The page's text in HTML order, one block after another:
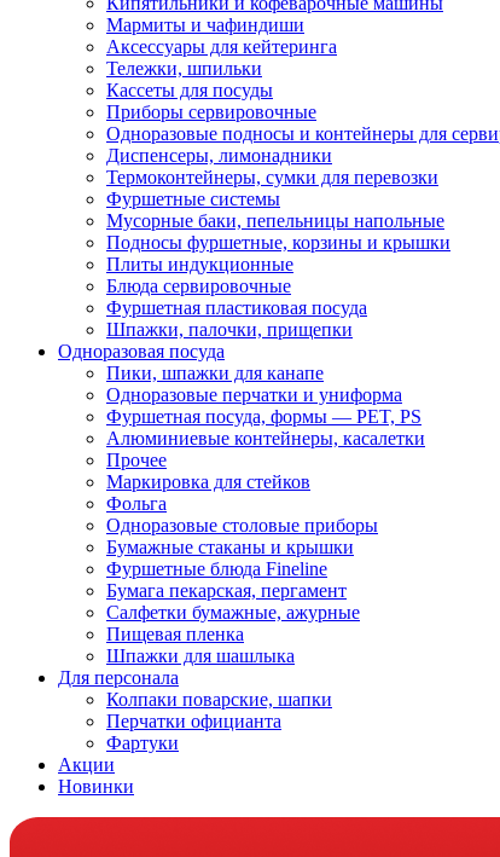
Мармиты и чафиндиши
Аксессуары для кейтеринга
Тележки, шпильки
Кассеты для посуды
Приборы сервировочные
Одноразовые подносы и контейнеры для
Диспенсеры, лимонадники
Термоконтейнеры, сумки для перевозки
Фуршетные системы
Мусорные баки, пепельницы напольные
Подносы фуршетные, корзины и крышки
Плиты индукционные
Блюда сервировочные
Фуршетная пластиковая посуда
Шпажки, палочки, прищепки
Одноразовая посуда
Пики, шпажки для канапе
Одноразовые перчатки и униформа
Фуршетная посуда, формы — PET, PS
Алюминиевые контейнеры, касалетки
Прочее
Маркировка для стейков
Фольга
Одноразовые столовые приборы
Бумажные стаканы и крышки
Фуршетные блюда Fineline
Бумага пекарская, пергамент
Салфетки бумажные, ажурные
Пищевая пленка
Шпажки для шашлыка
Для персонала
Колпаки поварские, шапки
Перчатки официанта
Фартуки
Акции
Новинки